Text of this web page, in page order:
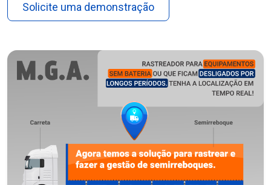
Solicite uma demonstração